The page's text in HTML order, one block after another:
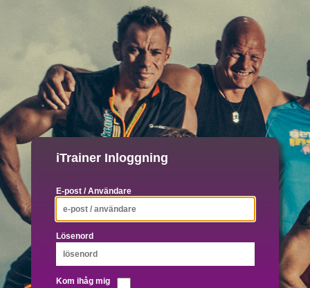
iTrainer Inloggning
E-post / Användare
Lösenord
Kom ihåg mig